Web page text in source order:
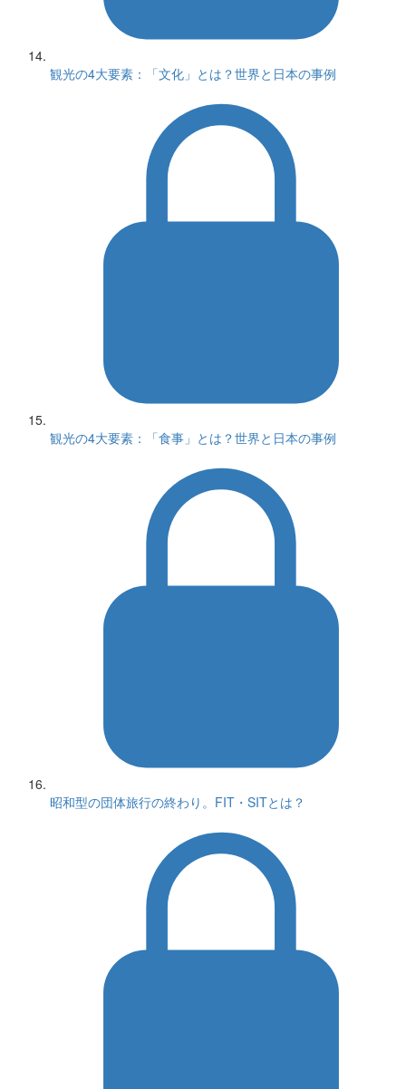
観光の4大要素：「文化」とは？世界と日本の事例
観光の4大要素：「食事」とは？世界と日本の事例
昭和型の団体旅行の終わり。FIT・SITとは？